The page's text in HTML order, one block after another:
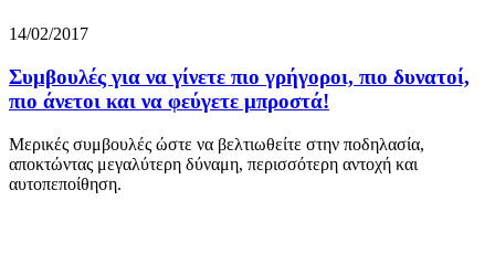
14/02/2017
Συμβουλές για να γίνετε πιο γρήγοροι, πιο δυνατοί,
πιο άνετοι και να φεύγετε μπροστά!
Μερικές συμβουλές ώστε να βελτιωθείτε στην ποδηλασία,
αποκτώντας μεγαλύτερη δύναμη, περισσότερη αντοχή και
αυτοπεποίθηση.